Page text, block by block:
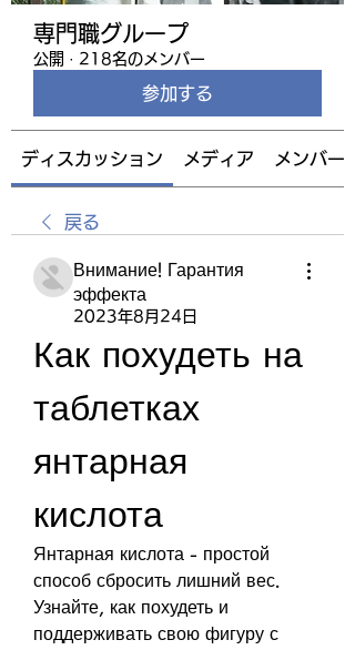
専門職グループ
公開 · 218名のメンバー
参加する
ディスカッション メディア メンバー
戻る
Внимание! Гарантия
эффекта
2023年8月24日
Как похудеть на
таблетках
янтарная
кислота
Янтарная кислота - простой
способ сбросить лишний вес.
Узнайте, как похудеть и
поддерживать свою фигуру с